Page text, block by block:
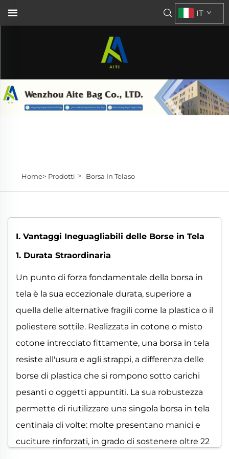
IT
Home> Prodotti > Borsa In Telaso
I. Vantaggi Ineguagliabili delle Borse in Tela
1. Durata Straordinaria
Un punto di forza fondamentale della borsa in
tela è la sua eccezionale durata, superiore a
quella delle alternative fragili come la plastica o il
poliestere sottile. Realizzata in cotone o misto
cotone intrecciato fittamente, una borsa in tela
resiste all'usura e agli strappi, a differenza delle
borse di plastica che si rompono sotto carichi
pesanti o oggetti appuntiti. La sua robustezza
permette di riutilizzare una singola borsa in tela
centinaia di volte: molte presentano manici e
cuciture rinforzati, in grado di sostenere oltre 22